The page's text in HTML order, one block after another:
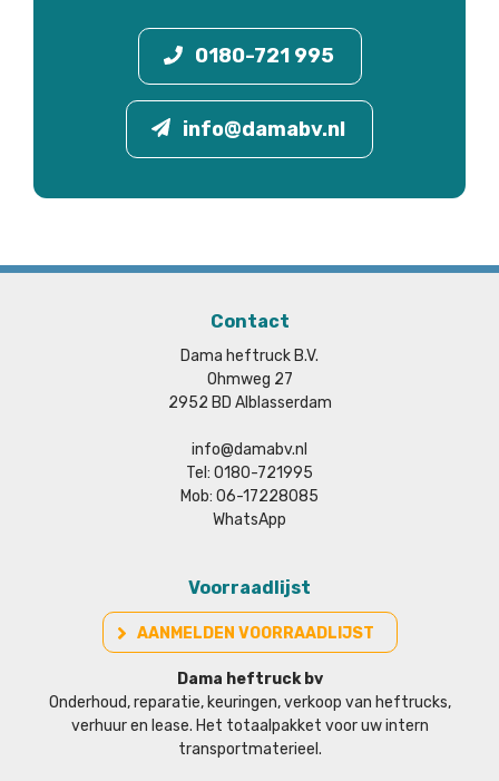
0180-721 995
info@damabv.nl
Contact
Dama heftruck B.V.
Ohmweg 27
2952 BD Alblasserdam
info@damabv.nl
Tel: 0180-721995
Mob: 06-17228085
WhatsApp
Voorraadlijst
AANMELDEN VOORRAADLIJST
Dama heftruck bv
Onderhoud, reparatie, keuringen, verkoop van heftrucks,
verhuur en lease. Het totaalpakket voor uw intern
transportmaterieel.